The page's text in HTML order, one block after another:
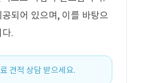
되어 있으며, 이를 바탕으
.
견적 상담 받으세요.